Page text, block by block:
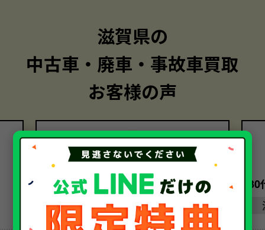
滋賀県の
中古車・廃車・事故車買取
お客様の声
30代・女性
滋賀県